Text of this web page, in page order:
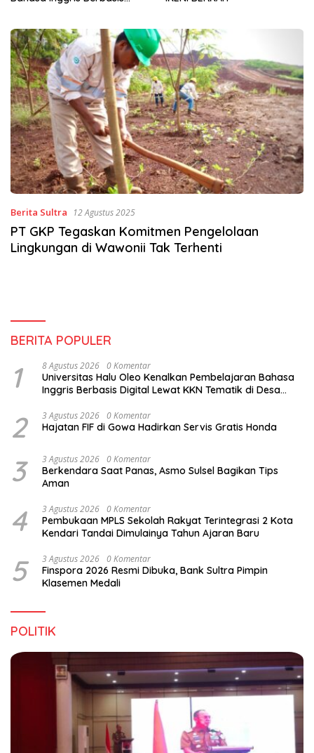
Berita Sultra 12 Agustus 2025
PT GKP Tegaskan Komitmen Pengelolaan
Lingkungan di Wawonii Tak Terhenti
BERITA POPULER
1 8 Agustus 2026 0 Komentar
Universitas Halu Oleo Kenalkan Pembelajaran Bahasa
Inggris Berbasis Digital Lewat KKN Tematik di Desa
2 3 Agustus 2026 0 Komentar
Hajatan FIF di Gowa Hadirkan Servis Gratis Honda
3 3 Agustus 2026 0 Komentar
Berkendara Saat Panas, Asmo Sulsel Bagikan Tips
Aman
4 3 Agustus 2026 0 Komentar
Pembukaan MPLS Sekolah Rakyat Terintegrasi 2 Kota
Kendari Tandai Dimulainya Tahun Ajaran Baru
5 3 Agustus 2026 0 Komentar
Finspora 2026 Resmi Dibuka, Bank Sultra Pimpin
Klasemen Medali
POLITIK